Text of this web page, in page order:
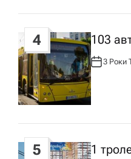
4 103
А
В
Т
О
Р
:
3 Роки
5 1